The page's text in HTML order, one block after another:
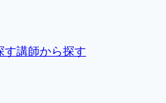
す講師から探す